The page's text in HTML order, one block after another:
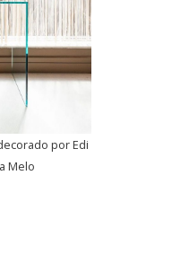
por Edi
Melo